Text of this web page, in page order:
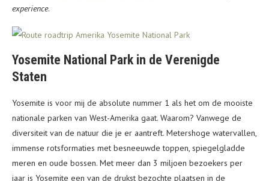
experience.
Yosemite National Park in de Verenigde
Staten
Yosemite is voor mij de absolute nummer 1 als het om de mooiste
nationale parken van West-Amerika gaat. Waarom? Vanwege de
diversiteit van de natuur die je er aantreft. Metershoge watervallen,
immense rotsformaties met besneeuwde toppen, spiegelgladde
meren en oude bossen. Met meer dan 3 miljoen bezoekers per
jaar is Yosemite een van de drukst bezochte plaatsen in de